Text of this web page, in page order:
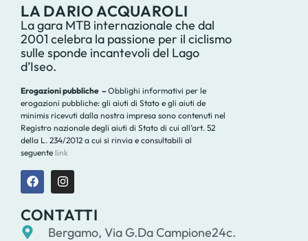
LA DARIO ACQUAROLI
La gara MTB internazionale che dal
2001 celebra la passione per il ciclismo
sulle sponde incantevoli del Lago
d’Iseo.
Erogazioni pubbliche –Obblighi informativi per le
erogazioni pubbliche: gli aiuti di Stato e gli aiuti de
minimis ricevuti dalla nostra impresa sono contenuti nel
Registro nazionale degli aiuti di Stato di cui all’art. 52
della L. 234/2012 a cui si rinvia e consultabili al
seguente link
CONTATTI
Bergamo, Via G.Da Campione24c.